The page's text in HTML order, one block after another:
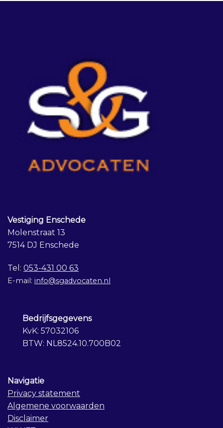
Vestiging Enschede
Molenstraat 13
7514 DJ Enschede
Tel: 053-431 00 63
E-mail: info@sgadvocaten.nl
Bedrijfsgegevens
KvK: 57032106
BTW: NL8524.10.700B02
Navigatie
Privacy statement
Algemene voorwaarden
Disclaimer